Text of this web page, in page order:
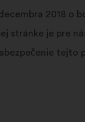
2018 o
stránke je pre
tejto